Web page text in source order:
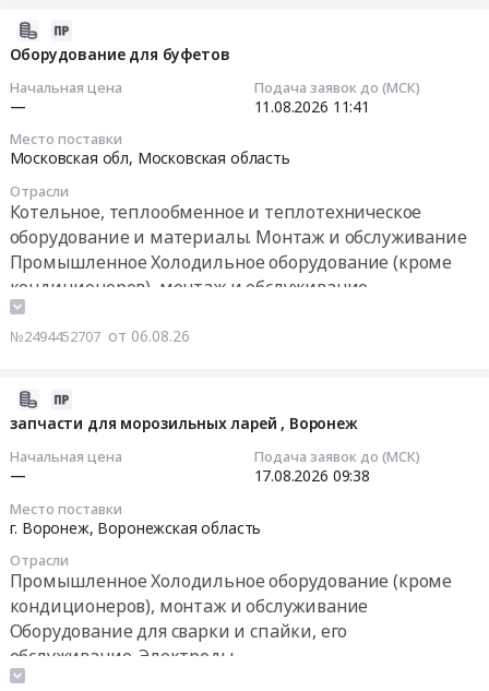
Оборудование для буфетов
Начальная цена
—
Подача заявок до (МСК)
11.08.2026 11:41
Место поставки
Московская обл, Московская область
Отрасли
Котельное, теплообменное и теплотехническое
оборудование и материалы. Монтаж и обслуживание
Промышленное Холодильное оборудование (кроме
кондиционеров), монтаж и обслуживание
Технологическое оборудование, монтаж и
обслуживание
для хранения
Бытовая техника (холодильники, телевизоры,
микроволновые печи и пр.), ремонт и обслуживание
№2494452707 от 06.08.26
запчасти для морозильных ларей , Воронеж
Начальная цена
—
Подача заявок до (МСК)
17.08.2026 09:38
Место поставки
г. Воронеж, Воронежская область
Отрасли
Промышленное Холодильное оборудование (кроме
кондиционеров), монтаж и обслуживание
Оборудование для сварки и спайки, его
обслуживание. Электроды
Контрольно-измерительные приборы и автоматика,